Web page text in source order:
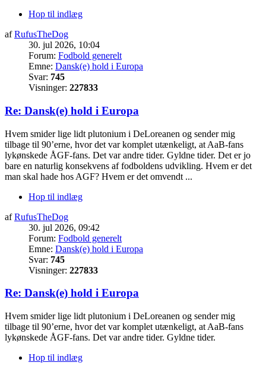
Hop til indlæg
afRufusTheDog
30. jul 2026, 10:04
Forum: Fodbold generelt
Emne: Dansk(e) hold i Europa
Svar: 745
Visninger: 227833
Re: Dansk(e) hold i Europa
Hvem smider lige lidt plutonium i DeLoreanen og sender mig
tilbage til 90’erne, hvor det var komplet utænkeligt, at AaB-fans
lykønskede ÅGF-fans. Det var andre tider. Gyldne tider. Det er jo
bare en naturlig konsekvens af fodboldens udvikling. Hvem er det
man skal hade hos AGF? Hvem er det omvendt ...
Hop til indlæg
afRufusTheDog
30. jul 2026, 09:42
Forum: Fodbold generelt
Emne: Dansk(e) hold i Europa
Svar: 745
Visninger: 227833
Re: Dansk(e) hold i Europa
Hvem smider lige lidt plutonium i DeLoreanen og sender mig
tilbage til 90’erne, hvor det var komplet utænkeligt, at AaB-fans
lykønskede ÅGF-fans. Det var andre tider. Gyldne tider.
Hop til indlæg